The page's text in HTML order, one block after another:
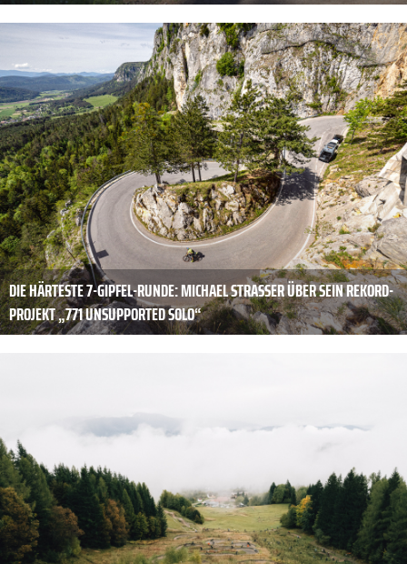
DIE HÄRTESTE 7-GIPFEL-RUNDE: MICHAEL STRASSER ÜBER SEIN REKORD-
PROJEKT „771 UNSUPPORTED SOLO“